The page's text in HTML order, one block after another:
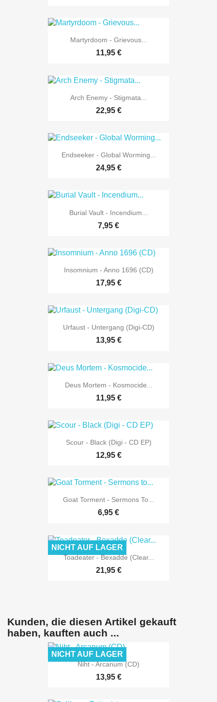
Martyrdoom - Grievous...
11,95 €
Arch Enemy - Stigmata...
22,95 €
Endseeker - Global Worming...
24,95 €
Burial Vault - Incendium...
7,95 €
Insomnium - Anno 1696 (CD)
17,95 €
Urfaust - Untergang (Digi-CD)
13,95 €
Deus Mortem - Kosmocide...
11,95 €
Scour - Black (Digi - CD EP)
12,95 €
Goat Torment - Sermons To...
6,95 €
Toadeater - Bexadde (Clear...
21,95 €
NICHT AUF LAGER
Kunden, die diesen Artikel gekauft
haben, kauften auch ...
Niht - Arcanum (CD)
13,95 €
NICHT AUF LAGER